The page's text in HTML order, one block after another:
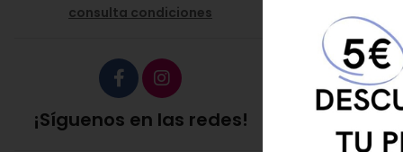
consulta condiciones
¡Síguenos en las redes!
5 € DE